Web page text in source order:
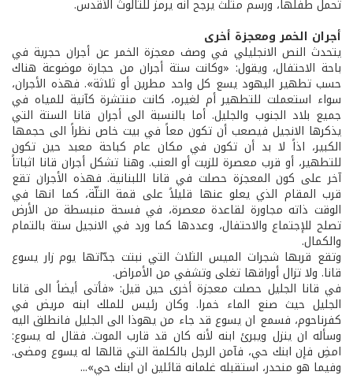
تحمل طفلها، ورسم مثلث يرجح انه يرمز للثالوث الأقدس.
أجران الخمر ومعجزة أخرى
يتحدث النص الانجليلي في وصف معجزة الخمر عن أجران حجرية في
باحة الاحتفال، ويقول: «وكانت ستة أجران من حجارة موضوعة هناك
حسب تطهير اليهود يسع كل واحد مطرين أو ثلاثة». فهذه الأجران،
سواء استعملت للتطهير أم لغيره، كانت منتشرة كآنية للمياه في
جميع بلاد الجنوب والجليل. أما بالنسبة الى أجران قانا الستة التي
يذكرها الانجيل فيصعب أن تكون معاً في بيت خاص نظراً الى حجمها
الكبير، اذاً لا بد أن تكون في مكان عام كباحة معبد حين تكون
للتطهير، أو قرب معصرة للزيت أو العنب. وهنا تشكل أجران قانا اثباتاً
آخر على كون المعجزة حصلت في قانا اللبنانية. فهذه الأجران تقع
قرب المقام الذي يعلو عنها قليلاً على قمة التلّة، كما انها في
الوقت ذاته مجاورة لقاعدة معصرة، في فسحة منبسطة من الأرض
تصلح للإجتماع والاحتفال، وعددها كما ورد في الانجيل ستة بالتمام
والكمال.
وتقع قربها شجرات الميس الثلاث التي نبتت جدّاتها يوم زار يسوع
قانا. ولا تزال أوراقها تغلى وتشفي من الأمراض.
في قانا الجليل حصلت معجزة أخرى حين قيل: «فأتى أيضاً الى قانا
الجليل حيث صنع الماء خمرا. وكان رئيس للملك ابنه مريض في
كفرناحوم، فسمع ان يسوع قد جاء من يهوذا الى الجليل فانطلق اليه
وسأله ان ينزل ويبرئ ابنه لأنه كان قد قارب الموت. فقال له يسوع:
امضِ فإن ابنك حي، فآمن الرجل بالكلمة التي قالها له يسوع ومضى.
وفيما هو منحدر، استقبله غلمانه قائلين ان ابنك حي»...